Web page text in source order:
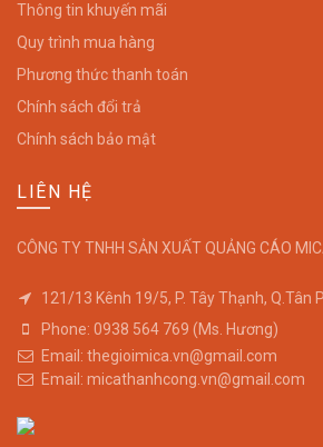
Thông tin khuyến mãi
Quy trình mua hàng
Phương thức thanh toán
Chính sách đổi trả
Chính sách bảo mật
LIÊN HỆ
CÔNG TY TNHH SẢN XUẤT QUẢNG CÁO
121/13 Kênh 19/5, P. Tây Thạnh, Q.Tân
Phone: 0938 564 769 (Ms. Hương)
Email: thegioimica.vn@gmail.com
Email: micathanhcong.vn@gmail.com